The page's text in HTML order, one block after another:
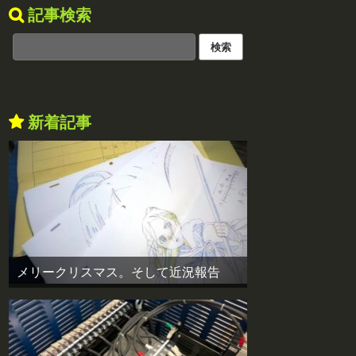
記事検索
新着記事
メリークリスマス。そして近況報告